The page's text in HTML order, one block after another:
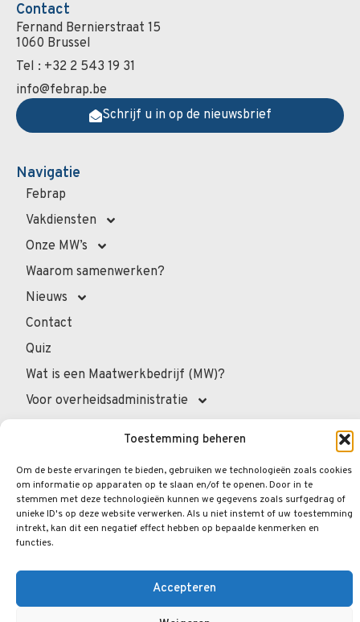
Toestemming beheren
Om de beste ervaringen te bieden, gebruiken we technologieën zoals cookies
om informatie op apparaten op te slaan en/of te openen. Door in te
stemmen met deze technologieën kunnen we gegevens zoals surfgedrag of
unieke ID's op deze website verwerken. Als u niet instemt of uw toestemming
intrekt, kan dit een negatief effect hebben op bepaalde kenmerken en
functies.
Accepteren
Navigatie
Febrap
Vakdiensten
Onze MW’s
Waarom samenwerken?
Nieuws
Contact
Quiz
Wat is een Maatwerkbedrijf (MW)?
Voor overheidsadministratie
Veelgestelde vragen
Contact
Fernand Bernierstraat 15
1060 Brussel
Tel : +32 2 543 19 31
info@febrap.be
Schrijf u in op de nieuwsbrief
Privacybeleid
Wettelijke Vermeldingen
Cookiebeleid